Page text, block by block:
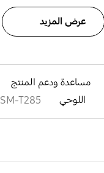
عرض المزيد
مساعدة ودعم المنتج
اللوحي SM-T285